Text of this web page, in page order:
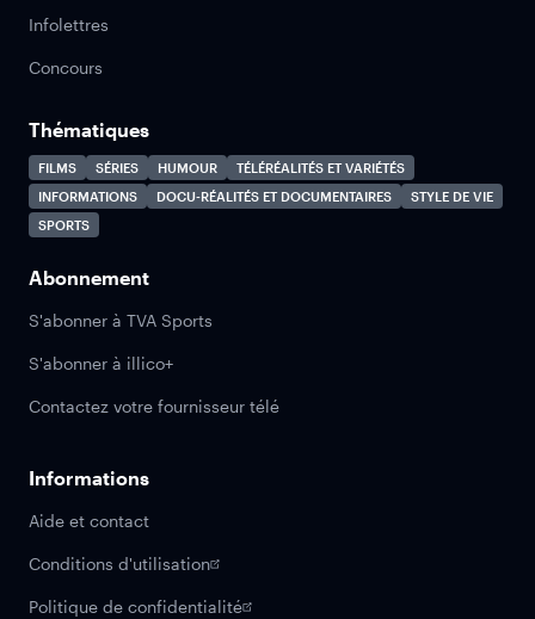
Infolettres
Concours
Thématiques
FILMS SÉRIES HUMOUR
TÉLÉRÉALITÉS ET VARIÉTÉS
INFORMATIONS
DOCU-RÉALITÉS ET DOCUMENTAIRES
STYLE DE VIE
SPORTS
Abonnement
S'abonner à TVA Sports
S'abonner à illico+
Contactez votre fournisseur télé
Informations
Aide et contact
Conditions d'utilisation
Politique de confidentialité